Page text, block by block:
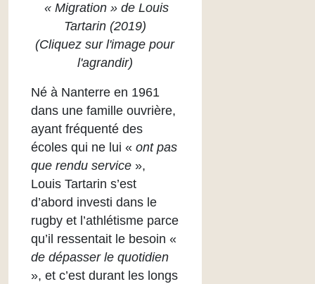
« Migration » de Louis
Tartarin (2019)
(Cliquez sur l'image pour
l'agrandir)
Né à Nanterre en 1961
dans une famille ouvrière,
ayant fréquenté des
écoles qui ne lui « ont pas
que rendu service »,
Louis Tartarin s’est
d’abord investi dans le
rugby et l’athlétisme parce
qu’il ressentait le besoin «
de dépasser le quotidien
», et c’est durant les longs